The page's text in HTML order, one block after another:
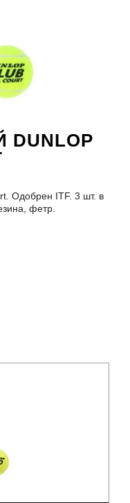
Одобрен ITF. 3 шт. в
фетр.